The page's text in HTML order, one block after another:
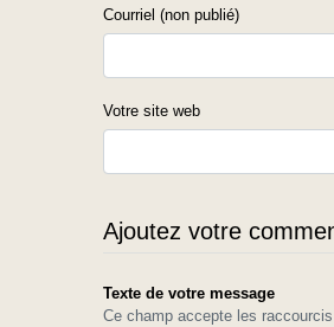
Courriel (non publié)
Votre site web
Ajoutez votre
Texte de votre message
Ce champ accepte les